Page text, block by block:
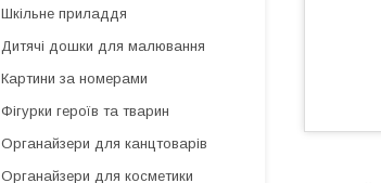
Шкільне приладдя
Дитячі дошки для малювання
Картини за номерами
Фігурки героїв та тварин
Органайзери для канцтоварів
Органайзери для косметики